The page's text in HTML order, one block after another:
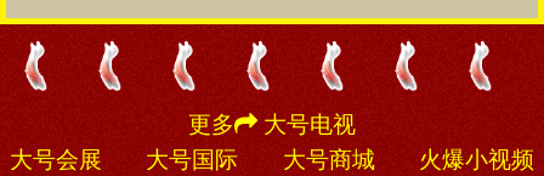
更多
大号电视
大号会展
大号国际 大号商城 火爆小视频